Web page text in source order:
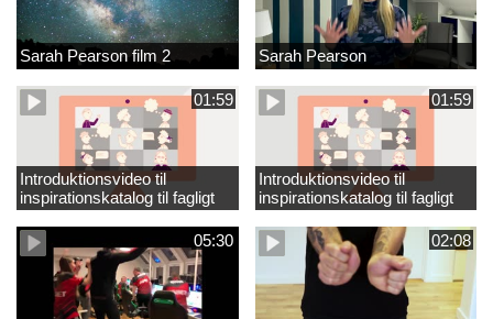
Sarah Pearson film 2 Sarah Pearson
01:59
Introduktionsvideo til
inspirationskatalog til fagligt
løft_tilrettet
01:59
Introduktionsvideo til
inspirationskatalog til fagligt
løft
05:30
02:08